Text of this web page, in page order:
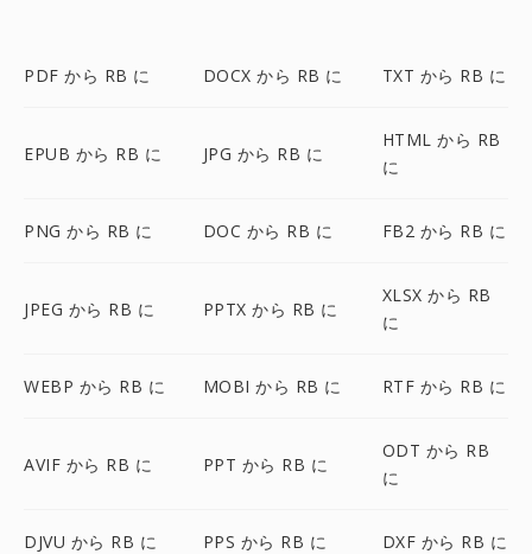
PDF から RB に DOCX から RB に TXT から RB に
EPUB から RB に JPG から RB に
HTML から RB
に
PNG から RB に DOC から RB に FB2 から RB に
JPEG から RB に PPTX から RB に
XLSX から RB
に
WEBP から RB に MOBI から RB に RTF から RB に
AVIF から RB に PPT から RB に
ODT から RB
に
DJVU から RB に PPS から RB に DXF から RB に